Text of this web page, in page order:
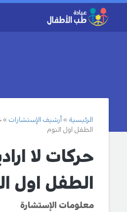
الرئيسية أرشيف الإستشارات
الطفل اول النوم
حركات لا
الطفل اول
معلومات الإستشارة